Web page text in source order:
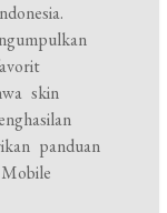
skin
panduan